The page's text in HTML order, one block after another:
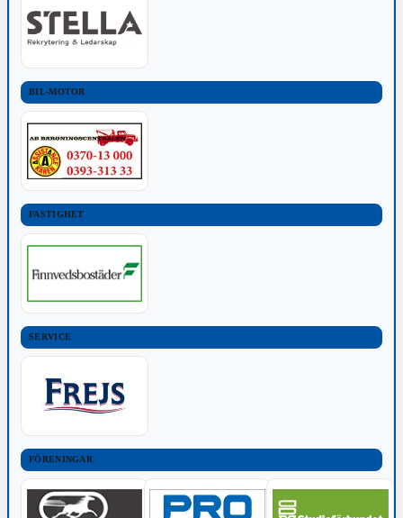
BIL-MOTOR
FASTIGHET
SERVICE
FÖRENINGAR